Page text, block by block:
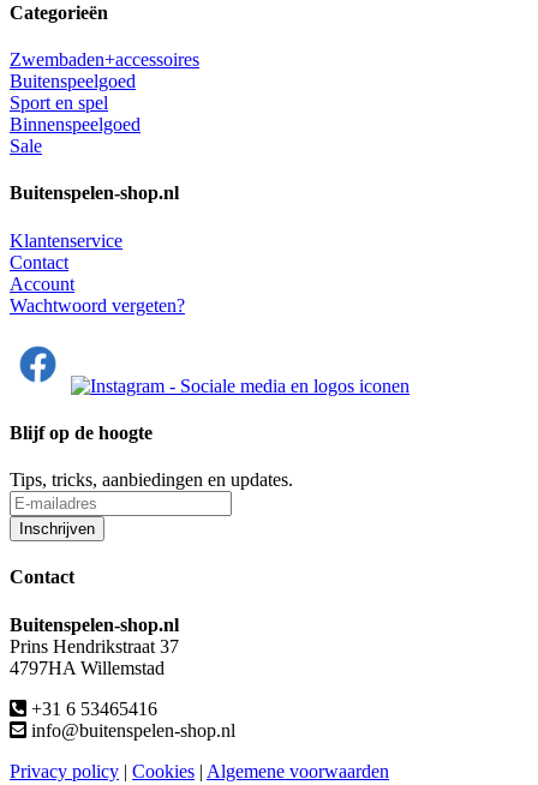
Categorieën
Zwembaden+accessoires
Buitenspeelgoed
Sport en spel
Binnenspeelgoed
Sale
Buitenspelen-shop.nl
Klantenservice
Contact
Account
Wachtwoord vergeten?
Blijf op de hoogte
Tips, tricks, aanbiedingen en updates.
Contact
Buitenspelen-shop.nl
Prins Hendrikstraat 37
4797HA Willemstad
+31 6 53465416
info@buitenspelen-shop.nl
Privacy policy | Cookies | Algemene voorwaarden